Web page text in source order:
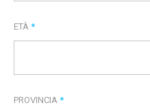
ETÀ *
PROVINCIA *